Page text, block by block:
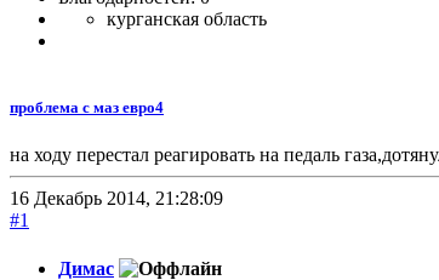
курганская область
проблема с маз евро4
на ходу перестал реагировать на педаль
16 Декабрь 2014, 21:28:09
#1
Димас